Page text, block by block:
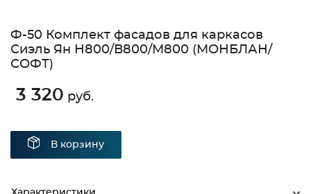
Ф-50 Комплект фасадов для каркасов
Сиэль Ян Н800/В800/М800 (МОНБЛАН/
СОФТ)
3 320 руб.
В корзину